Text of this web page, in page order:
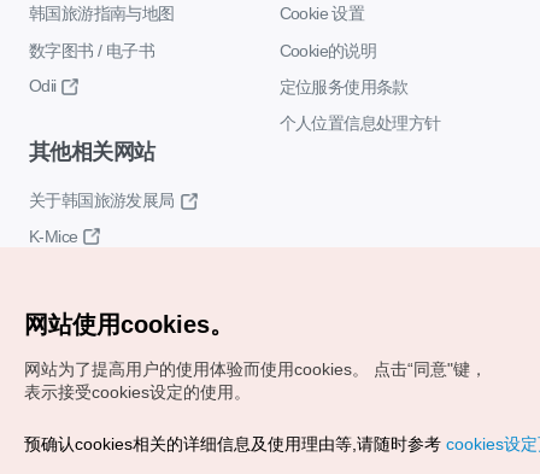
韩国旅游指南与地图
数字图书 / 电子书
Odii
Cookie 设置
Cookie的说明
定位服务使用条款
个人位置信息处理方针
其他相关网站
关于韩国旅游发展局
K-Mice
Copyrights (c) 韩国旅游发展局版权所有
网站使用cookies。
网站为了提高用户的使用体验而使用cookies。
点击“同意"键，
表示接受cookies设定的使用。
预确认cookies相关的详细信息及使用理由等,请随时参考 cookies设